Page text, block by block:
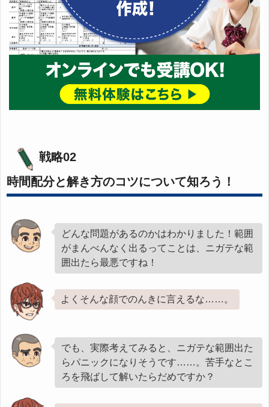
戦略02
時間配分と解き方のコツについて知ろう！
どんな問題があるのかはわかりました！範囲
がまんべんなく出るってことは、ニガテな範
囲出たら最悪ですね！
よくそんな顔でのんきに言えるな……。
でも、実際考えてみると、ニガテな範囲出た
らパニックになりそうです……。苦手なとこ
ろを飛ばして解いたらだめですか？